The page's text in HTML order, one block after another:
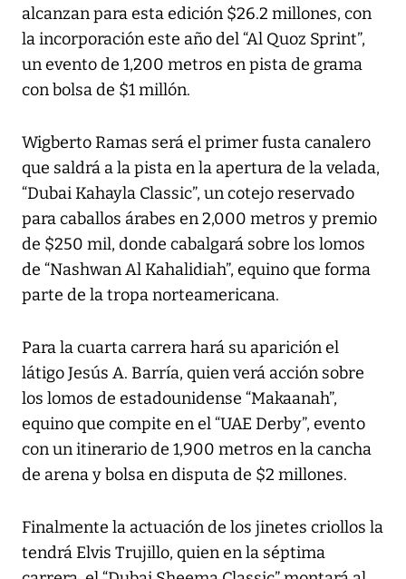
alcanzan para esta edición $26.2 millones, con
la incorporación este año del “Al Quoz Sprint”,
un evento de 1,200 metros en pista de grama
con bolsa de $1 millón.
Wigberto Ramas será el primer fusta canalero
que saldrá a la pista en la apertura de la velada,
“Dubai Kahayla Classic”, un cotejo reservado
para caballos árabes en 2,000 metros y premio
de $250 mil, donde cabalgará sobre los lomos
de “Nashwan Al Kahalidiah”, equino que forma
parte de la tropa norteamericana.
Para la cuarta carrera hará su aparición el
látigo Jesús A. Barría, quien verá acción sobre
los lomos de estadounidense “Makaanah”,
equino que compite en el “UAE Derby”, evento
con un itinerario de 1,900 metros en la cancha
de arena y bolsa en disputa de $2 millones.
Finalmente la actuación de los jinetes criollos la
tendrá Elvis Trujillo, quien en la séptima